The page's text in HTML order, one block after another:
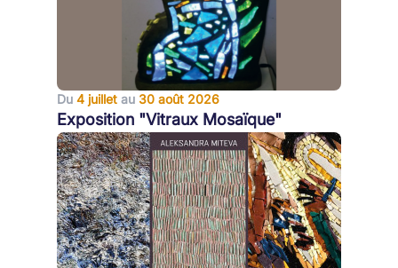
Du 4 juillet au 30 août 2026
Exposition "Vitraux Mosaïque"